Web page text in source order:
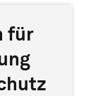
für